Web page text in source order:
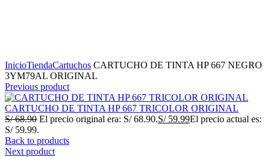
InicioTiendaCartuchos CARTUCHO DE TINTA HP 667 NEGRO
3YM79AL ORIGINAL
Previous product
CARTUCHO DE TINTA HP 667 TRICOLOR ORIGINAL
S/68.90 El precio original era: S/ 68.90.S/59.99El precio actual es:
S/ 59.99.
Back to products
Next product